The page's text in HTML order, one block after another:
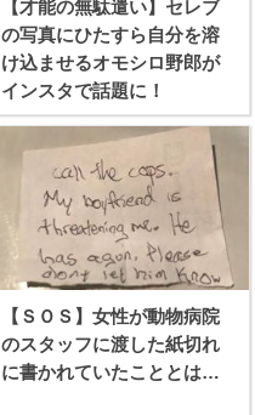
【才能の無駄遣い】セレブ
の写真にひたすら自分を溶
け込ませるオモシロ野郎が
インスタで話題に！
【ＳＯＳ】女性が動物病院
のスタッフに渡した紙切れ
に書かれていたこととは…